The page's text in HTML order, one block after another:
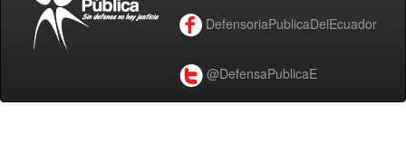
DefensoriaPublicaDelEcuador
@DefensaPublicaE